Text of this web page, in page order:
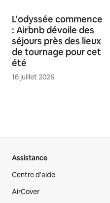
L'odyssée commence
: Airbnb dévoile des
séjours près des lieux
de tournage pour cet
été
16 juillet 2026
Assistance
Centre d'aide
AirCover